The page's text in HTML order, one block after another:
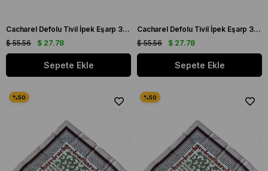
Cacharel Defolu Tivil İpek Eşarp 36972 Pudra Karışık Desen
$ 27.78
$ 55.56
Sepete Ekle
Cacharel Defolu Tivil İpek Eşarp 36976 Pudra Karışık Desen
$ 27.78
$ 55.56
Sepete Ekle